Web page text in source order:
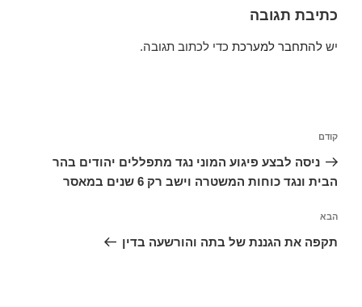
כתיבת תגובה
יש להתחבר למערכת כדי לכתוב תגובה.
הפוסט
הקודם
קודם
ניסה לבצע פיגוע המוני נגד מתפללים יהודים בהר
הבית ונגד כוחות המשטרה וישב רק 6 שנים במאסר
הפוסט
הבא
הבא
תקפה את הגננת של בתה והורשעה בדין